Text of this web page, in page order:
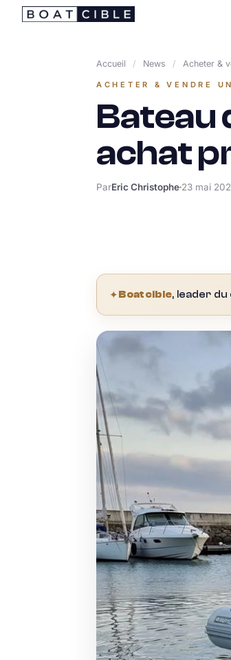
Passer
Accueil / News / Acheter &
ACHETER & VENDRE
Bateau
achat
ParEric Christophe 23 mai
✦Boatcible, leader